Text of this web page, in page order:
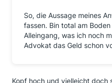
So, die Aussage meines
fassen. Bin total am
Alleingang, was ich noch
Advokat das Geld schon
Kopf hoch und vielleicht doch